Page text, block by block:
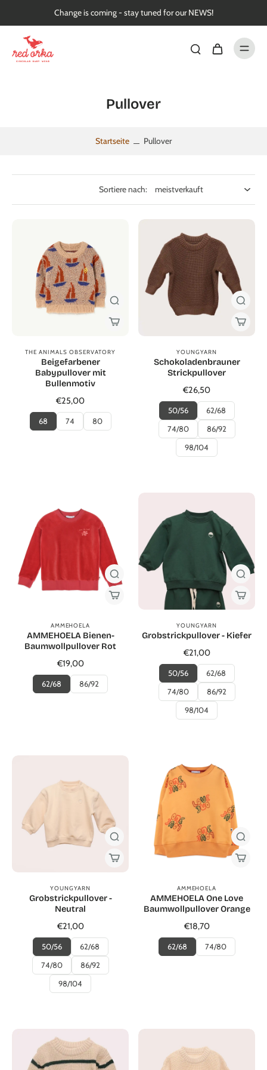
Change is coming - stay tuned for our NEWS!
Pullover
Startseite Pullover
Sortiere nach:
THE ANIMALS OBSERVATORY
Beigefarbener
Babypullover mit
Bullenmotiv
€25,00
68 74 80
YOUNGYARN
Schokoladenbrauner
Strickpullover
€26,50
50/56
62/68
74/80
86/92
98/104
AMMEHOELA
AMMEHOELA Bienen-
Baumwollpullover Rot
€19,00
62/68 86/92
YOUNGYARN
Grobstrickpullover - Kiefer
€21,00
50/56
62/68
74/80
86/92
98/104
YOUNGYARN
Grobstrickpullover -
Neutral
€21,00
50/56
62/68
74/80
86/92
98/104
AMMEHOELA
AMMEHOELA One Love
Baumwollpullover Orange
€18,70
62/68 74/80